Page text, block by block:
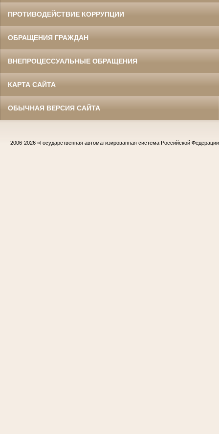
ПРОТИВОДЕЙСТВИЕ КОРРУПЦИИ
ОБРАЩЕНИЯ ГРАЖДАН
ВНЕПРОЦЕССУАЛЬНЫЕ ОБРАЩЕНИЯ
КАРТА САЙТА
ОБЫЧНАЯ ВЕРСИЯ САЙТА
2006-2026 «Государственная автоматизированная система Российской